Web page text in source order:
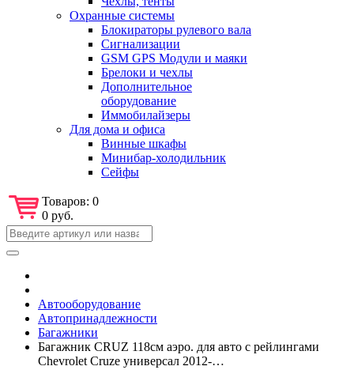
Охранные системы
Блокираторы рулевого вала
Сигнализации
GSM GPS Модули и маяки
Брелоки и чехлы
Дополнительное
оборудование
Иммобилайзеры
Для дома и офиса
Винные шкафы
Минибар-холодильник
Сейфы
Товаров: 0
0 руб.
Автооборудование
Автопринадлежности
Багажники
Багажник CRUZ 118см аэро. для авто с рейлингами
Chevrolet Cruze универсал 2012-…